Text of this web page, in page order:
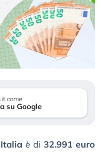
come
su Google
è di 32.991 euro